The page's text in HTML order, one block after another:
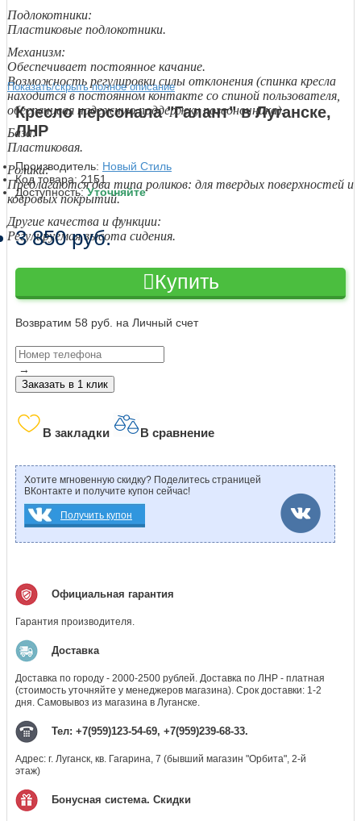
Подлокотники:
Пластиковые подлокотники.
Механизм:
Обеспечивает постоянное качание.
Возможность регулировки силы отклонения (спинка кресла
находится в постоянном контакте со спиной пользователя,
обеспечивая надежную поддержку позвоночника).
База:
Пластиковая.
Ролики:
Предлагаются два типа роликов: для твердых поверхностей и
ковровых покрытий.
Другие качества и функции:
Регулируемая высота сидения.
Показать/скрыть полное описание
Кресло персонала "Галант" в Луганске,
ЛНР
Производитель: Новый Стиль
Код товара:2151
Доступность:Уточняйте
3 850 руб.
Купить
Возвратим 58 руб. на Личный счет
→
Заказать в 1 клик
В закладки В сравнение
Хотите мгновенную скидку? Поделитесь страницей
ВКонтакте и получите купон сейчас!
Получить купон
Официальная гарантия
Гарантия производителя.
Доставка
Доставка по городу - 2000-2500 рублей. Доставка по ЛНР - платная
(стоимость уточняйте у менеджеров магазина). Срок доставки: 1-2
дня. Самовывоз из магазина в Луганске.
Тел: +7(959)123-54-69, +7(959)239-68-33.
Адрес: г. Луганск, кв. Гагарина, 7 (бывший магазин "Орбита", 2-й
этаж)
Бонусная система. Скидки